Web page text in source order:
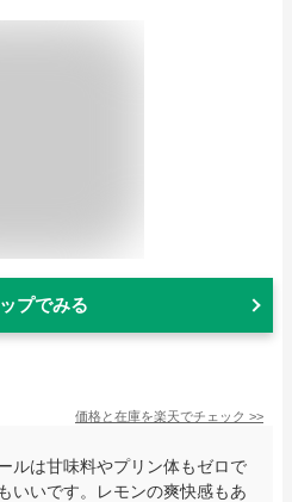
プでみる
価格と在庫を楽天でチェック >>
ルは甘味料やプリン体もゼロで
いいです。レモンの爽快感もあ